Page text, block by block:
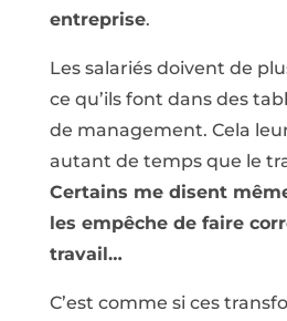
entreprise.
Les salariés doivent de
ce qu’ils font dans des
de management. Cela
autant de temps que le
Certains me disent
les empêche de faire
travail…
C’est comme si ces